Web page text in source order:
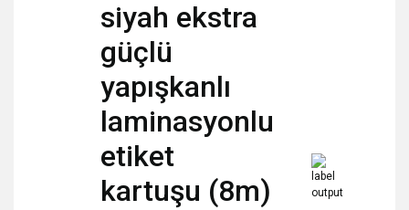
siyah ekstra
güçlü
yapışkanlı
laminasyonlu
etiket
kartuşu (8m)